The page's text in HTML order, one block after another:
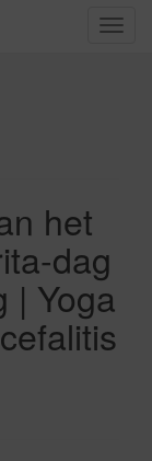
S
g
a
t
het
dag
| Yoga